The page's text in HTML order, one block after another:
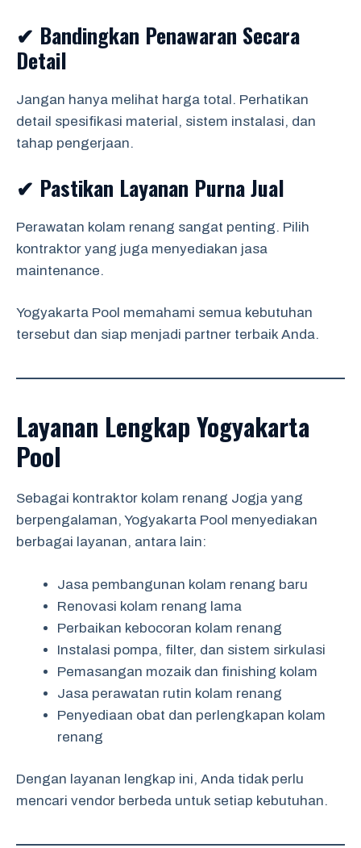
✔ Bandingkan Penawaran Secara
Detail
Jangan hanya melihat harga total. Perhatikan
detail spesifikasi material, sistem instalasi, dan
tahap pengerjaan.
✔ Pastikan Layanan Purna Jual
Perawatan kolam renang sangat penting. Pilih
kontraktor yang juga menyediakan jasa
maintenance.
Yogyakarta Pool memahami semua kebutuhan
tersebut dan siap menjadi partner terbaik Anda.
Layanan Lengkap Yogyakarta
Pool
Sebagai kontraktor kolam renang Jogja yang
berpengalaman, Yogyakarta Pool menyediakan
berbagai layanan, antara lain:
Jasa pembangunan kolam renang baru
Renovasi kolam renang lama
Perbaikan kebocoran kolam renang
Instalasi pompa, filter, dan sistem sirkulasi
Pemasangan mozaik dan finishing kolam
Jasa perawatan rutin kolam renang
Penyediaan obat dan perlengkapan kolam
renang
Dengan layanan lengkap ini, Anda tidak perlu
mencari vendor berbeda untuk setiap kebutuhan.